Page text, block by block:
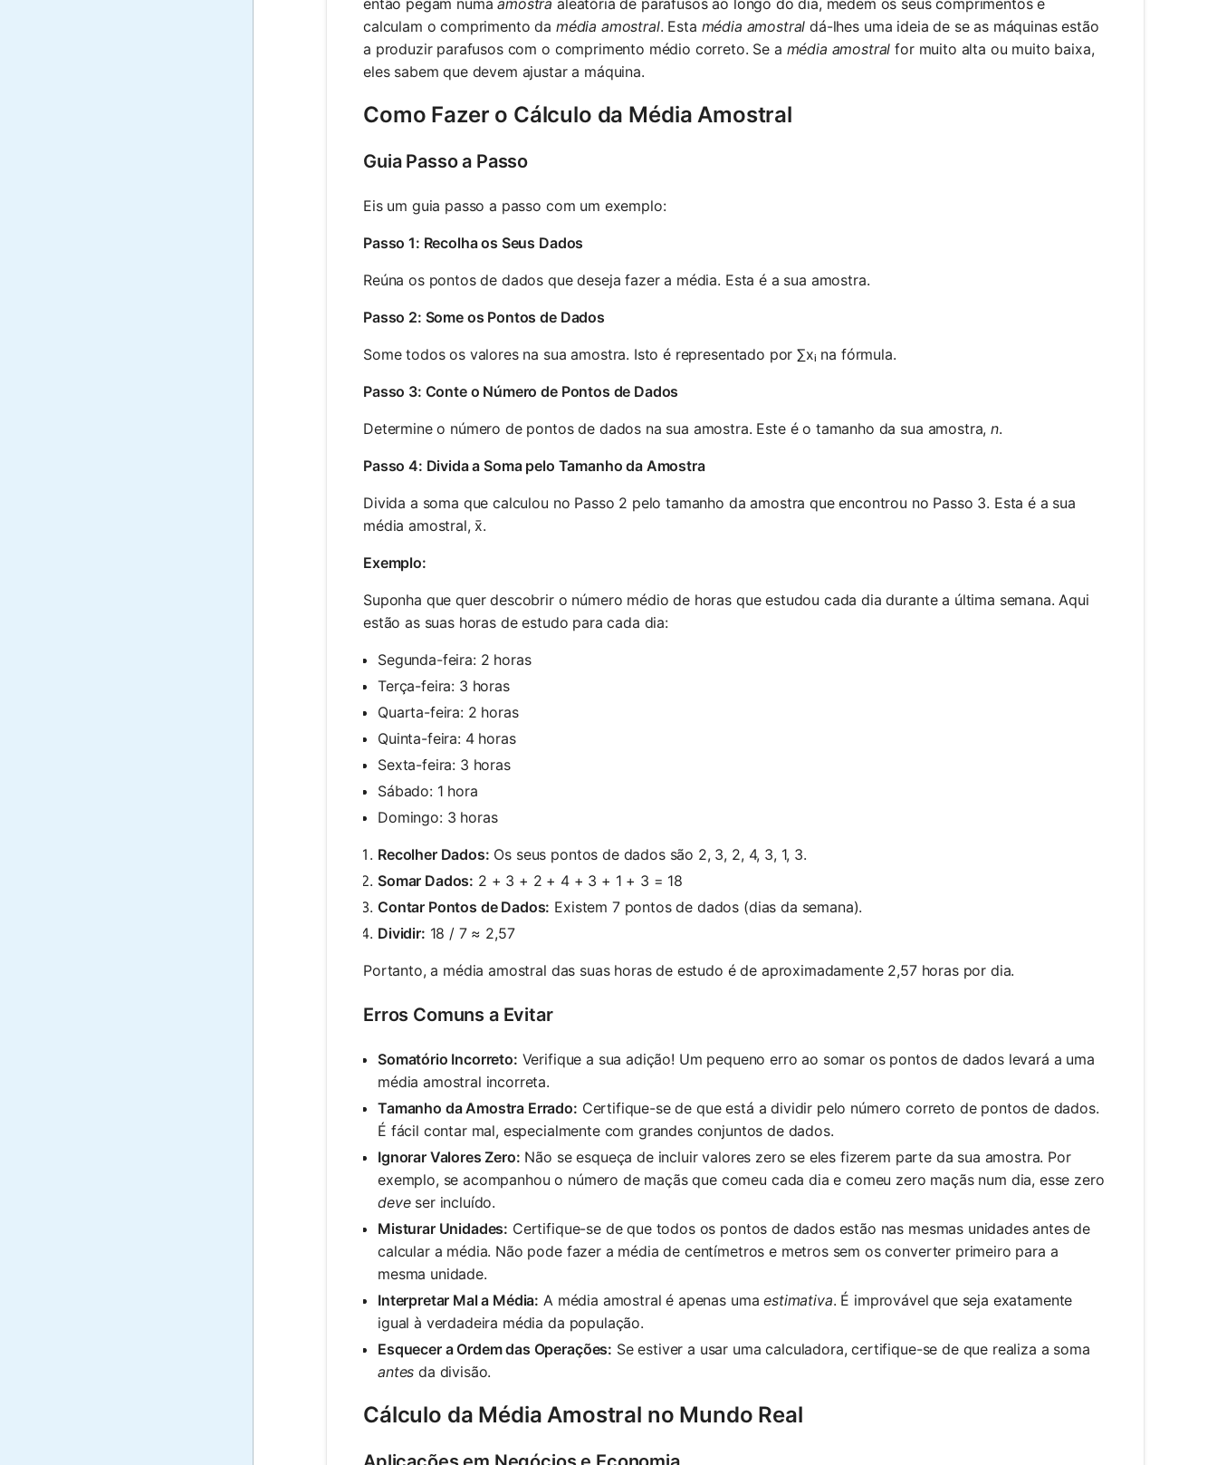
calculam o comprimento da média amostral. Esta média amostral dá-lhes uma ideia de se as máquinas estão
a produzir parafusos com o comprimento médio correto. Se a média amostral for muito alta ou muito baixa,
eles sabem que devem ajustar a máquina.
Como Fazer o Cálculo da Média Amostral
Guia Passo a Passo
Eis um guia passo a passo com um exemplo:
Passo 1: Recolha os Seus Dados
Reúna os pontos de dados que deseja fazer a média. Esta é a sua amostra.
Passo 2: Some os Pontos de Dados
Some todos os valores na sua amostra. Isto é representado por ∑xᵢ na fórmula.
Passo 3: Conte o Número de Pontos de Dados
Determine o número de pontos de dados na sua amostra. Este é o tamanho da sua amostra,n.
Passo 4: Divida a Soma pelo Tamanho da Amostra
Divida a soma que calculou no Passo 2 pelo tamanho da amostra que encontrou no Passo 3. Esta é a sua
média amostral, x̄.
Exemplo:
Suponha que quer descobrir o número médio de horas que estudou cada dia durante a última semana. Aqui
estão as suas horas de estudo para cada dia:
Segunda-feira: 2 horas
Terça-feira: 3 horas
Quarta-feira: 2 horas
Quinta-feira: 4 horas
Sexta-feira: 3 horas
Sábado: 1 hora
Domingo: 3 horas
Recolher Dados: Os seus pontos de dados são 2, 3, 2, 4, 3, 1, 3.
Somar Dados: 2 + 3 + 2 + 4 + 3 + 1 + 3 = 18
Contar Pontos de Dados: Existem 7 pontos de dados (dias da semana).
Dividir: 18 / 7 ≈ 2,57
Portanto, a média amostral das suas horas de estudo é de aproximadamente 2,57 horas por dia.
Erros Comuns a Evitar
Somatório Incorreto: Verifique a sua adição! Um pequeno erro ao somar os pontos de dados levará a uma
média amostral incorreta.
Tamanho da Amostra Errado: Certifique-se de que está a dividir pelo número correto de pontos de dados.
É fácil contar mal, especialmente com grandes conjuntos de dados.
Ignorar Valores Zero: Não se esqueça de incluir valores zero se eles fizerem parte da sua amostra. Por
exemplo, se acompanhou o número de maçãs que comeu cada dia e comeu zero maçãs num dia, esse zero
deveser incluído.
Misturar Unidades: Certifique-se de que todos os pontos de dados estão nas mesmas unidades antes de
calcular a média. Não pode fazer a média de centímetros e metros sem os converter primeiro para a
mesma unidade.
Interpretar Mal a Média: A média amostral é apenas umaestimativa. É improvável que seja exatamente
igual à verdadeira média da população.
Esquecer a Ordem das Operações: Se estiver a usar uma calculadora, certifique-se de que realiza a soma
antes da divisão.
Cálculo da Média Amostral no Mundo Real